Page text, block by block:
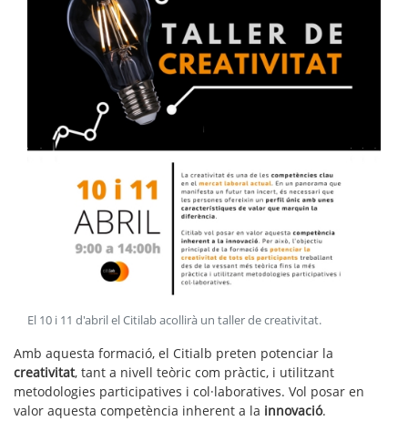
El 10 i 11 d'abril el Citilab acollirà un taller de creativitat.
Amb aquesta formació, el Citialb preten potenciar la
creativitat, tant a nivell teòric com pràctic, i utilitzant
metodologies participatives i col·laboratives. Vol posar en
valor aquesta competència inherent a la innovació.